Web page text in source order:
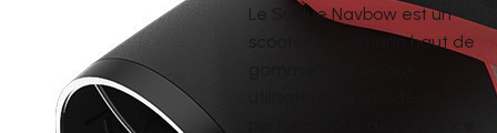
Le Sublue Navbow est un
scooter sous-marin haut de